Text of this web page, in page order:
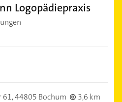
Logopädiepraxis
61,44805 Bochum
3,6 km